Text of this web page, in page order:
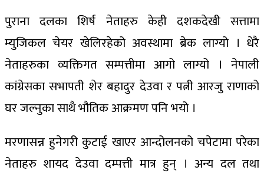
पुराना दलका शिर्ष नेताहरु केही दशकदेखी सत्तामा
म्युजिकल चेयर खेलिरहेको अवस्थामा ब्रेक लाग्यो । धेरै
नेताहरुका व्यक्तिगत सम्पत्तीमा आगो लाग्यो । नेपाली
कांग्रेसका सभापती शेर बहादुर देउवा र पत्नी आरजु राणाको
घर जल्नुका साथै भौतिक आक्रमण पनि भयो ।
मरणासन्न हुनेगरी कुटाई खाएर आन्दोलनको चपेटामा परेका
नेताहरु शायद देउवा दम्पत्ती मात्र हुन् । अन्य दल तथा